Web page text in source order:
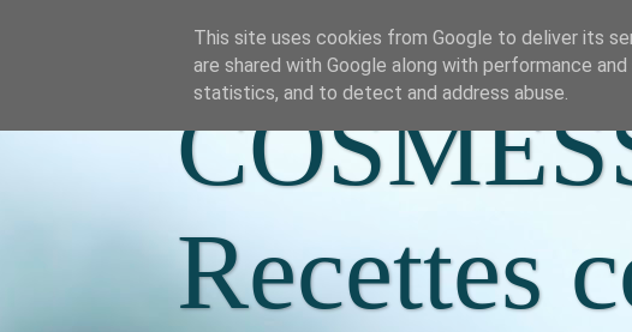
Recettes
This site uses cookies from Google to deliver its
are shared with Google along with performance
statistics, and to detect and address abuse.